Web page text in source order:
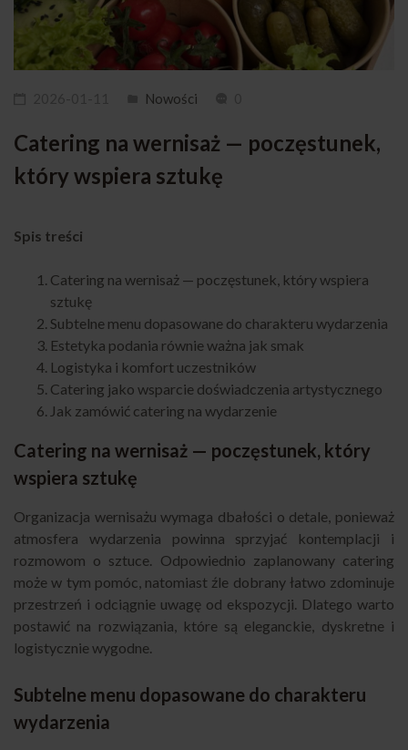
Nowości
Catering na wernisaż — poczęstunek,
który wspiera sztukę
Spis treści
Catering na wernisaż — poczęstunek, który wspiera
sztukę
Subtelne menu dopasowane do charakteru wydarzenia
Estetyka podania równie ważna jak smak
Logistyka i komfort uczestników
Catering jako wsparcie doświadczenia artystycznego
Jak zamówić catering na wydarzenie
Catering na wernisaż — poczęstunek, który
wspiera sztukę
Organizacja wernisażu wymaga dbałości o detale, ponieważ
atmosfera wydarzenia powinna sprzyjać kontemplacji i
rozmowom o sztuce. Odpowiednio zaplanowany catering
może w tym pomóc, natomiast źle dobrany łatwo zdominuje
przestrzeń i odciągnie uwagę od ekspozycji. Dlatego warto
postawić na rozwiązania, które są eleganckie, dyskretne i
logistycznie wygodne.
Subtelne menu dopasowane do charakteru
wydarzenia